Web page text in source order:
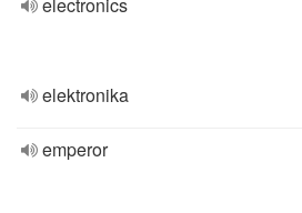
elektronika
emperor